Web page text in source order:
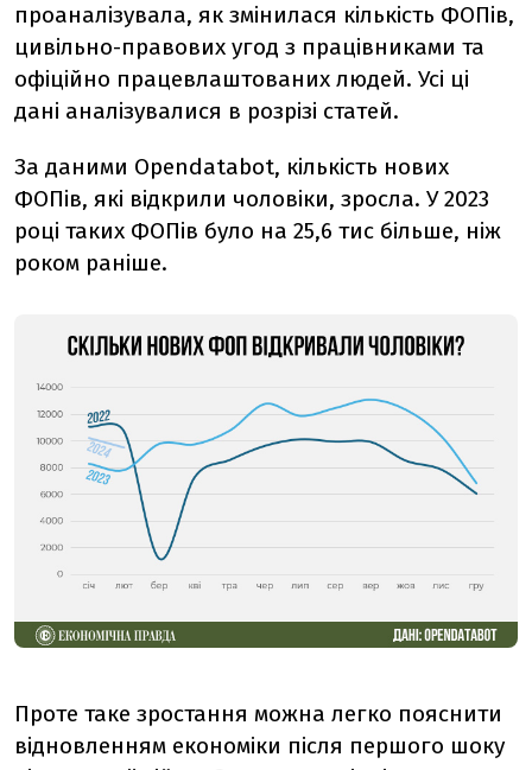
проаналізувала, як змінилася кількість ФОПів,
цивільно-правових угод з працівниками та
офіційно працевлаштованих людей. Усі ці
дані аналізувалися в розрізі статей.
За даними Opendatabot, кількість нових
ФОПів, які відкрили чоловіки, зросла. У 2023
році таких ФОПів було на 25,6 тис більше, ніж
роком раніше.
Проте таке зростання можна легко пояснити
відновленням економіки після першого шоку